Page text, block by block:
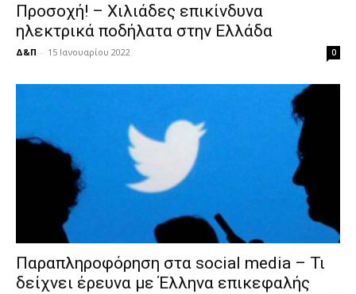
Προσοχή! – Χιλιάδες επικίνδυνα
ηλεκτρικά ποδήλατα στην Ελλάδα
Δ&Π - 15 Ιανουαρίου 2022 0
Παραπληροφόρηση στα social media – Τι
δείχνει έρευνα με Έλληνα επικεφαλής